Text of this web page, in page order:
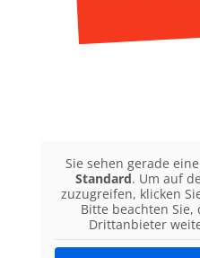
Sie sehen gerade
Standard. Um auf
zuzugreifen, klicken
Bitte beachten Sie,
Drittanbieter